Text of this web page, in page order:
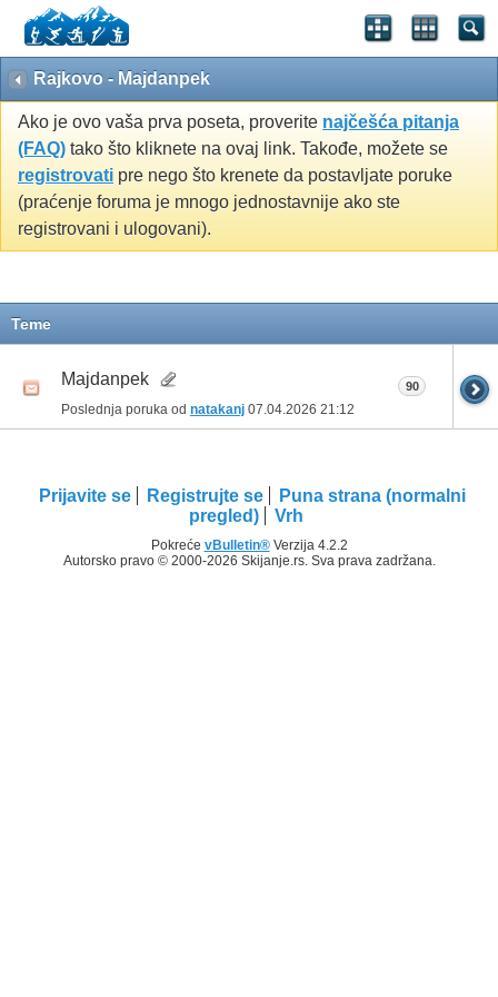
Rajkovo - Majdanpek
Ako je ovo vaša prva poseta, proverite najčešća pitanja
(FAQ) tako što kliknete na ovaj link. Takođe, možete se
registrovati pre nego što krenete da postavljate poruke
(praćenje foruma je mnogo jednostavnije ako ste
registrovani i ulogovani).
Teme
Majdanpek
Poslednja poruka od natakanj 07.04.2026 21:12
90
Prijavite se Registrujte se
Puna strana (normalni
pregled)
Vrh
Pokreće vBulletin®Verzija 4.2.2
Autorsko pravo © 2000-2026 Skijanje.rs. Sva prava zadržana.